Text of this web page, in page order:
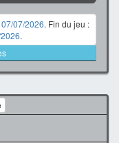
07/2026. Fin du jeu :
.